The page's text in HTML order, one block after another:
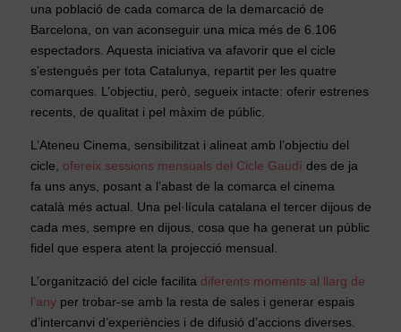
una població de cada comarca de la demarcació de
Barcelona, on van aconseguir una mica més de 6.106
espectadors. Aquesta iniciativa va afavorir que el cicle
s’estengués per tota Catalunya, repartit per les quatre
comarques. L’objectiu, però, segueix intacte: oferir estrenes
recents, de qualitat i pel màxim de públic.
L’Ateneu Cinema, sensibilitzat i alineat amb l’objectiu del
cicle, ofereix sessions mensuals del Cicle Gaudídes de ja
fa uns anys, posant a l’abast de la comarca el cinema
català més actual. Una pel·lícula catalana el tercer dijous de
cada mes, sempre en dijous, cosa que ha generat un públic
fidel que espera atent la projecció mensual.
L’organització del cicle facilita diferents moments al llarg de
l’any per trobar-se amb la resta de sales i generar espais
d’intercanvi d’experiències i de difusió d’accions diverses.